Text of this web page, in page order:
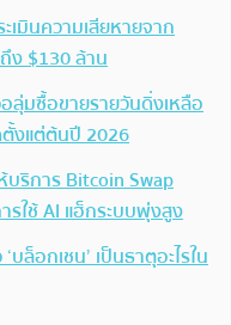
เมินความเสียหายจาก
ง $130 ล้าน
ลุ่มซื้อขายรายวันดิ่งเหลือ
งแต่ต้นปี 2026
บริการ Bitcoin Swap
รใช้ AI แฮ็กระบบพุ่งสูง
ล็อกเชน’ เป็นธาตุอะไรใน